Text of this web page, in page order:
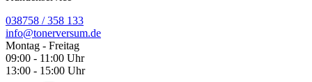
038758 / 358 133
info@tonerversum.de
Montag - Freitag
09:00 - 11:00 Uhr
13:00 - 15:00 Uhr